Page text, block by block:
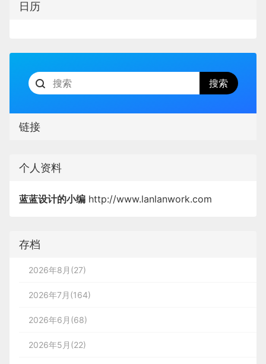
日历
链接
个人资料
蓝蓝设计的小编 http://www.lanlanwork.com
存档
2026年8月(27)
2026年7月(164)
2026年6月(68)
2026年5月(22)